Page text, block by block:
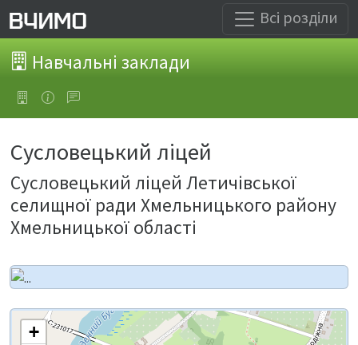
Всі розділи
Навчальні заклади
Сусловецький ліцей
Сусловецький ліцей Летичівської
селищної ради Хмельницького району
Хмельницької області
+